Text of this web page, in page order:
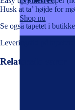
Shop nu
Husk at ta’ højde for
Se også tapetet i
Leveringstid på tapeter:
Relaterede varer